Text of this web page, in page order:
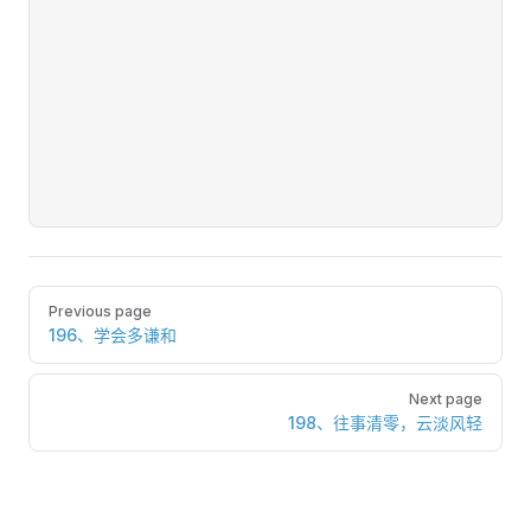
Pager
Previous page
196、学会多谦和
Next page
198、往事清零，云淡风轻